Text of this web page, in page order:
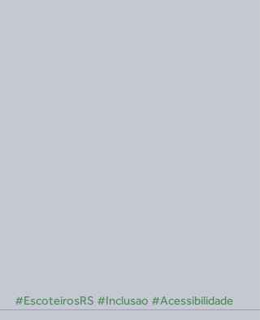
#EscoteirosRS #Inclusao #Acessibilidade